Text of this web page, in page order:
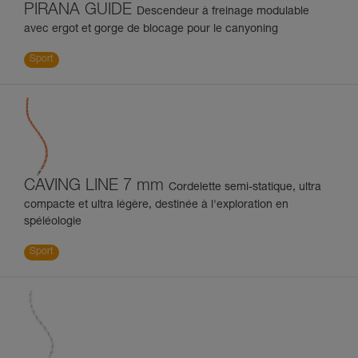
PIRANA GUIDE Descendeur à freinage modulable
avec ergot et gorge de blocage pour le canyoning
Sport
CAVING LINE 7 mm Cordelette semi-statique, ultra
compacte et ultra légère, destinée à l'exploration en
spéléologie
Sport